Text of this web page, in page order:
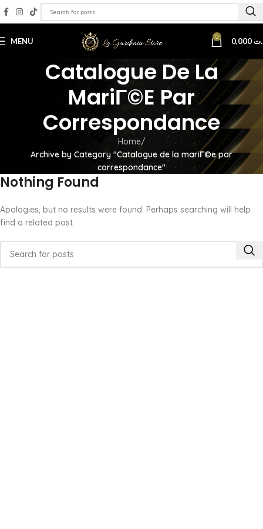
MENU 0
Catalogue De La
MariГ©e Par
Correspondance
Home
Archive by Category "Catalogue de la mariГ©e par
correspondance"
Nothing Found
Apologies, but no results were found. Perhaps searching will help
find a related post.